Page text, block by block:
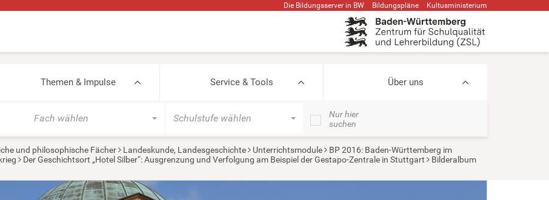
Die Bildungsserver in BW Bildungspläne Kultusministerium
Themen & Impulse Service & Tools Über uns
Fach wählen Schulstufe wählen
Nur hier
suchen
und philosophische Fächer Landeskunde, Landesgeschichte Unterrichtsmodule
BP 2016: Baden-Württemberg im
Der Geschichtsort „Hotel Silber“: Ausgrenzung und Verfolgung am Beispiel der Gestapo-Zentrale in Stuttgart
Bilderalbum